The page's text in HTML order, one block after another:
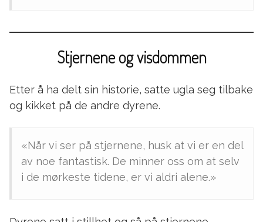
Stjernene og visdommen
Etter å ha delt sin historie, satte ugla seg tilbake
og kikket på de andre dyrene.
«Når vi ser på stjernene, husk at vi er en del
av noe fantastisk. De minner oss om at selv
i de mørkeste tidene, er vi aldri alene.»